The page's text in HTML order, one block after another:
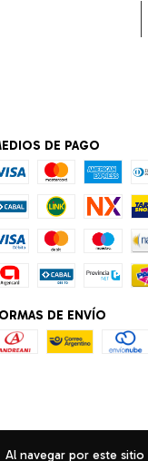
Al navegar por este sitio
DE PAGO
DE ENVÍO